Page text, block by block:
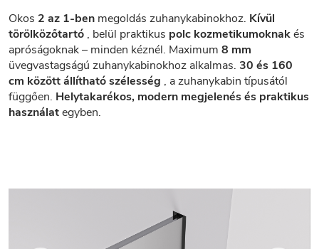
Okos 2 az 1-ben megoldás zuhanykabinokhoz. Kívül
törölközőtartó , belül praktikus polc kozmetikumoknakés
apróságoknak – minden kéznél. Maximum 8 mm
üvegvastagságú zuhanykabinokhoz alkalmas. 30 és 160
cm között állítható szélesség , a zuhanykabin típusától
függően. Helytakarékos, modern megjelenés és praktikus
használategyben.